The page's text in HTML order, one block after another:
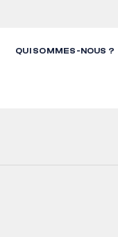
QUI SOMMES-NOUS ?